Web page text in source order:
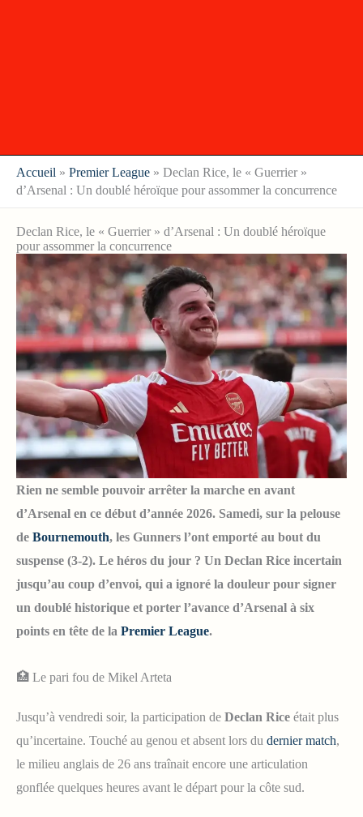
Accueil » Premier League » Declan Rice, le « Guerrier »
d’Arsenal : Un doublé héroïque pour assommer la concurrence
Declan Rice, le « Guerrier » d’Arsenal : Un doublé héroïque
pour assommer la concurrence
Rien ne semble pouvoir arrêter la marche en avant
d’Arsenal en ce début d’année 2026. Samedi, sur la pelouse
de Bournemouth, les Gunners l’ont emporté au bout du
suspense (3-2). Le héros du jour ? Un Declan Rice incertain
jusqu’au coup d’envoi, qui a ignoré la douleur pour signer
un doublé historique et porter l’avance d’Arsenal à six
points en tête de la Premier League.
🏥 Le pari fou de Mikel Arteta
Jusqu’à vendredi soir, la participation de Declan Rice était plus
qu’incertaine. Touché au genou et absent lors du dernier match,
le milieu anglais de 26 ans traînait encore une articulation
gonflée quelques heures avant le départ pour la côte sud.